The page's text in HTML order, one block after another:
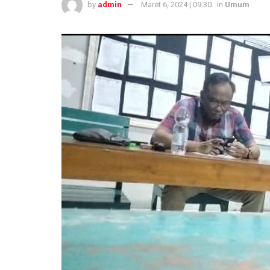
by admin Maret 6, 2024 | 09:30 in Umum